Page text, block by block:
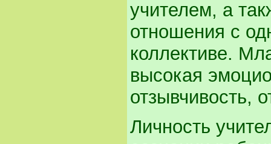
учителем, а
отношения с
коллективе.
высокая
отзывчивость,
Личность